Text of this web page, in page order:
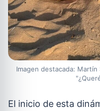
Imagen destacada:
El inicio de esta